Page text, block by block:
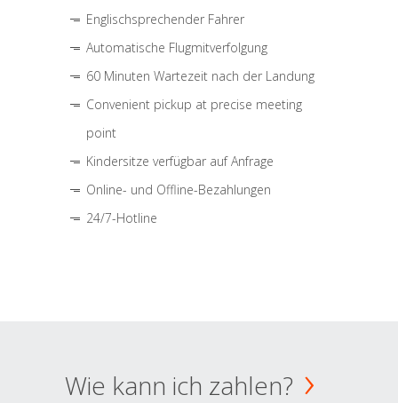
Englischsprechender Fahrer
Automatische Flugmitverfolgung
60 Minuten Wartezeit nach der Landung
Convenient pickup at precise meeting
point
Kindersitze verfügbar auf Anfrage
Online- und Offline-Bezahlungen
24/7-Hotline
Wie kann ich zahlen?